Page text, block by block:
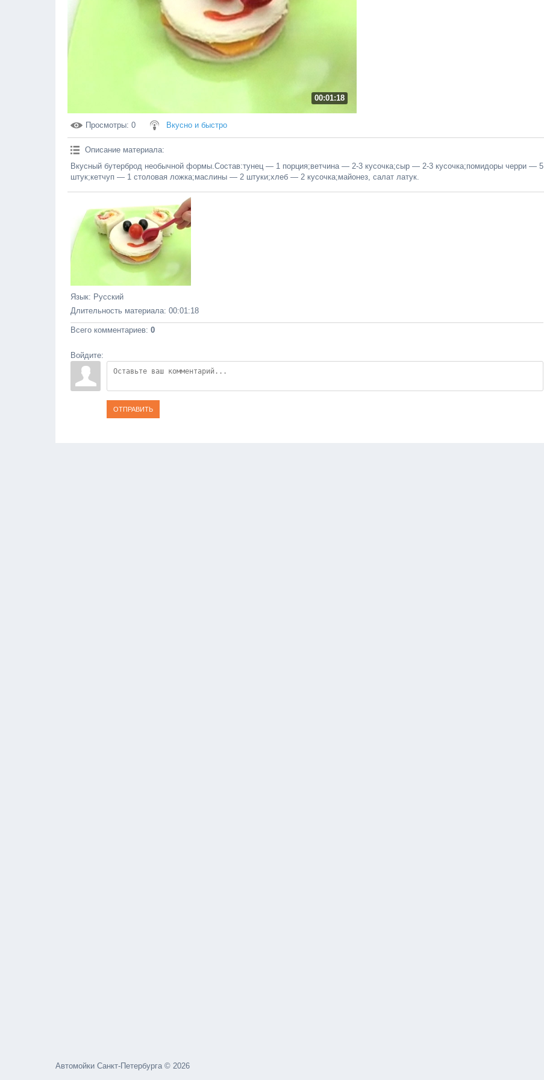
00:01:18
Просмотры: 0 Вкусно и быстро
Описание материала:
Вкусный бутерброд необычной формы.Состав:тунец — 1 порция;ветчина — 2-3 кусочка;сыр — 2-3 кусочка;помидоры черри — 5
штук;кетчуп — 1 столовая ложка;маслины — 2 штуки;хлеб — 2 кусочка;майонез, салат латук.
Язык: Русский
Длительность материала: 00:01:18
Всего комментариев: 0
Войдите:
ОТПРАВИТЬ
Автомойки Санкт-Петербурга © 2026